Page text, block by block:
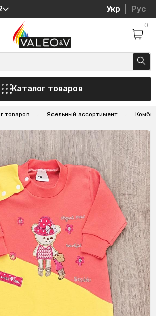
Укр Рус
0
Каталог товаров
товаров Ясельный ассортимент